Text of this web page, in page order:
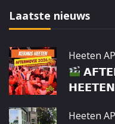
Laatste nieuws
Heeten
Heeten